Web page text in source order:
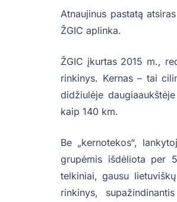
Atnaujinus pastatą
ŽGIC aplinka.
ŽGIC įkurtas 2015 m.,
rinkinys. Kernas – tai
didžiulėje
kaip 140 km.
Be „kernotekos“,
grupėmis išdėliota per
telkiniai, gausu
rinkinys,